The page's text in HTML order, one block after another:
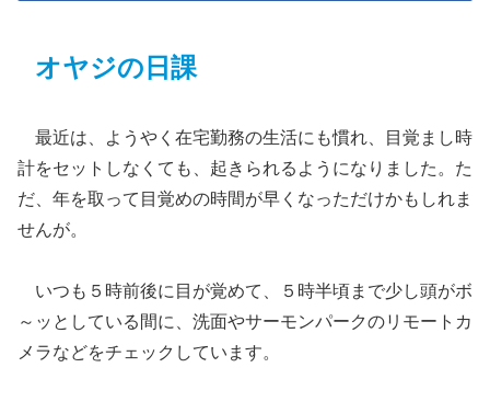
オヤジの日課
最近は、ようやく在宅勤務の生活にも慣れ、目覚まし時
計をセットしなくても、起きられるようになりました。た
だ、年を取って目覚めの時間が早くなっただけかもしれま
せんが。
いつも５時前後に目が覚めて、５時半頃まで少し頭がボ
～ッとしている間に、洗面やサーモンパークのリモートカ
メラなどをチェックしています。